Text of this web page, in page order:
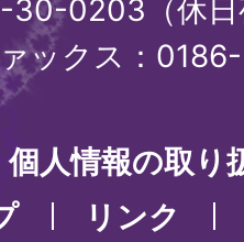
30-0203（休
ックス：
個人情報の取り
リンク